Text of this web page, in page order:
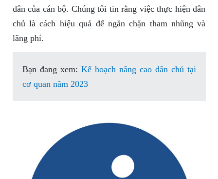
dân của cán bộ. Chúng tôi tin rằng việc thực hiện dân
chủ là cách hiệu quả để ngăn chặn tham nhũng và
lãng phí.
Bạn đang xem: Kế hoạch nâng cao dân chủ tại
cơ quan năm 2023